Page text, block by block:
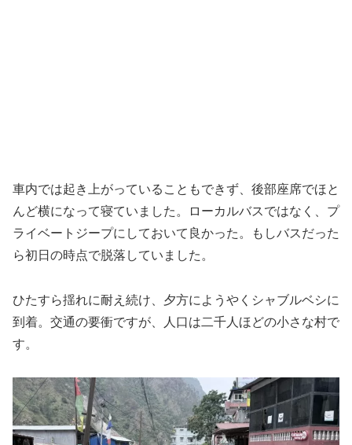
車内では起き上がっていることもできず、後部座席でほと
んど横になって寝ていました。ローカルバスではなく、プ
ライベートジープにしておいて良かった。もしバスだった
ら初日の時点で脱落していました。
ひたすら揺れに耐え続け、夕方にようやくシャブルベシに
到着。交通の要衝ですが、人口は二千人ほどの小さな村で
す。